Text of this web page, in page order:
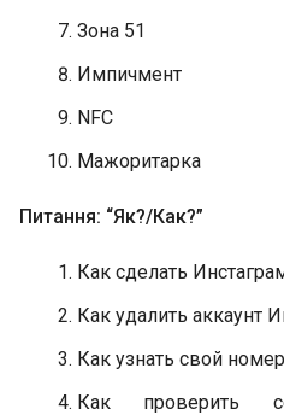
Зона 51
Импичмент
NFC
Мажоритарка
Питання: “Як?/Как?”
Как сделать
Как удалить аккаунт
Как узнать свой
Как проверить